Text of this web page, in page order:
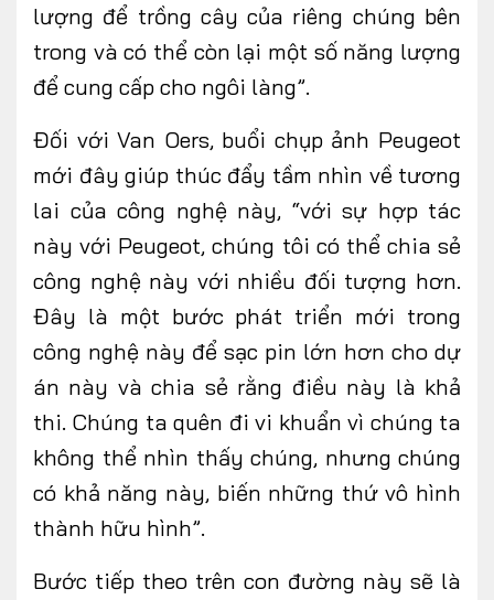
lượng để trồng cây của riêng chúng bên
trong và có thể còn lại một số năng lượng
để cung cấp cho ngôi làng”.
Đối với Van Oers, buổi chụp ảnh Peugeot
mới đây giúp thúc đẩy tầm nhìn về tương
lai của công nghệ này, “với sự hợp tác
này với Peugeot, chúng tôi có thể chia sẻ
công nghệ này với nhiều đối tượng hơn.
Đây là một bước phát triển mới trong
công nghệ này để sạc pin lớn hơn cho dự
án này và chia sẻ rằng điều này là khả
thi. Chúng ta quên đi vi khuẩn vì chúng ta
không thể nhìn thấy chúng, nhưng chúng
có khả năng này, biến những thứ vô hình
thành hữu hình”.
Bước tiếp theo trên con đường này sẽ là